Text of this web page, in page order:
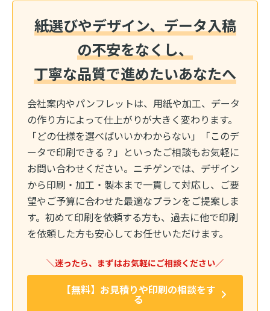
紙選びやデザイン、データ入稿
の不安をなくし、
丁寧な品質で進めたいあなたへ
会社案内やパンフレットは、用紙や加工、データ
の作り方によって仕上がりが大きく変わります。
「どの仕様を選べばいいかわからない」「このデ
ータで印刷できる？」といったご相談もお気軽に
お問い合わせください。ニチゲンでは、デザイン
から印刷・加工・製本まで一貫して対応し、ご要
望やご予算に合わせた最適なプランをご提案しま
す。初めて印刷を依頼する方も、過去に他で印刷
を依頼した方も安心してお任せいただけます。
＼迷ったら、まずはお気軽にご相談ください／
【無料】お見積りや印刷の相談をす
る